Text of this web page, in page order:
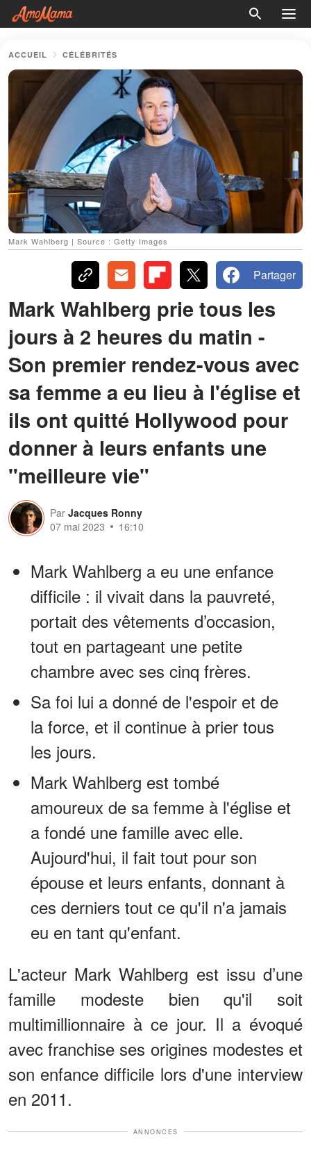
ACCUEIL CÉLÉBRITÉS
Mark Wahlberg | Source : Getty Images
Partager
Mark Wahlberg prie tous les
jours à 2 heures du matin -
Son premier rendez-vous avec
sa femme a eu lieu à l'église et
ils ont quitté Hollywood pour
donner à leurs enfants une
"meilleure vie"
Par Jacques Ronny
07 mai 2023
16:10
Mark Wahlberg a eu une enfance
difficile : il vivait dans la pauvreté,
portait des vêtements d’occasion,
tout en partageant une petite
chambre avec ses cinq frères.
Sa foi lui a donné de l'espoir et de
la force, et il continue à prier tous
les jours.
Mark Wahlberg est tombé
amoureux de sa femme à l'église et
a fondé une famille avec elle.
Aujourd'hui, il fait tout pour son
épouse et leurs enfants, donnant à
ces derniers tout ce qu'il n'a jamais
eu en tant qu'enfant.
L'acteur Mark Wahlberg est issu d’une
famille modeste bien qu'il soit
multimillionnaire à ce jour. Il a évoqué
avec franchise ses origines modestes et
son enfance difficile lors d'une interview
en 2011.
ANNONCES